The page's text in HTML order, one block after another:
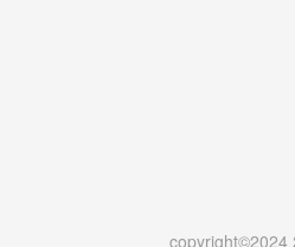
copyright©2024